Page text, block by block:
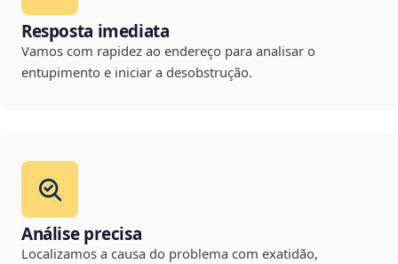
Resposta imediata
Vamos com rapidez ao endereço para analisar o
entupimento e iniciar a desobstrução.
Análise precisa
Localizamos a causa do problema com exatidão,